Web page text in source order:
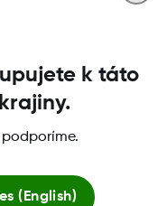
k táto
(English)